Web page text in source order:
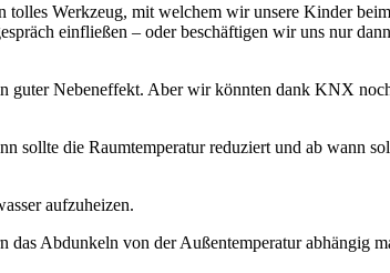
Werkzeug, mit welchem wir unsere Kinder
einfließen – oder beschäftigen wir uns nur
guter Nebeneffekt. Aber wir könnten dank KNX
sollte die Raumtemperatur reduziert und ab wann
aufzuheizen.
Abdunkeln von der Außentemperatur abhängig